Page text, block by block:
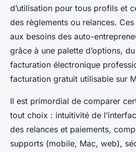
d’utilisation pour tous profils et
des règlements ou relances. Ces
aux besoins des auto-
grâce à une palette d’options,
facturation électronique
facturation gratuit utilisable sur
Il est primordial de comparer
tout choix : intuitivité de
des relances et paiements,
supports (mobile, Mac, web),